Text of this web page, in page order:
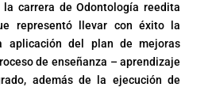
carrera de Odontología reedita
representó llevar con éxito la
aplicación del plan de mejoras
de enseñanza – aprendizaje
además de la ejecución de